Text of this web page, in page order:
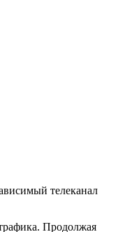
телеканал
Продолжая